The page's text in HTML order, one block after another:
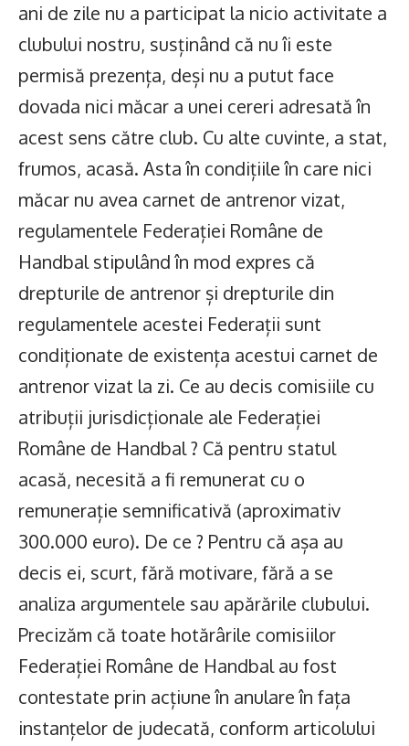
ani de zile nu a participat la nicio activitate a
clubului nostru, susținând că nu îi este
permisă prezența, deși nu a putut face
dovada nici măcar a unei cereri adresată în
acest sens către club. Cu alte cuvinte, a stat,
frumos, acasă. Asta în condițiile în care nici
măcar nu avea carnet de antrenor vizat,
regulamentele Federației Române de
Handbal stipulând în mod expres că
drepturile de antrenor și drepturile din
regulamentele acestei Federații sunt
condiționate de existența acestui carnet de
antrenor vizat la zi. Ce au decis comisiile cu
atribuții jurisdicționale ale Federației
Române de Handbal ? Că pentru statul
acasă, necesită a fi remunerat cu o
remunerație semnificativă (aproximativ
300.000 euro). De ce ? Pentru că așa au
decis ei, scurt, fără motivare, fără a se
analiza argumentele sau apărările clubului.
Precizăm că toate hotărârile comisiilor
Federației Române de Handbal au fost
contestate prin acțiune în anulare în fața
instanțelor de judecată, conform articolului